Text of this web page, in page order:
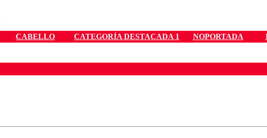
CABELLO CATEGORÍA DESTACADA 1 NOPORTADA